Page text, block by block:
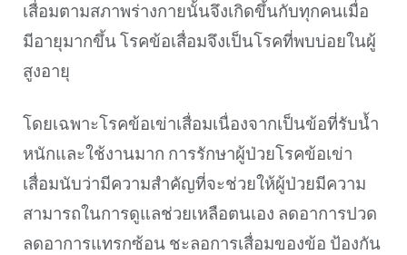
เสื่อมตามสภาพร่างกายนั้นจึงเกิดขึ้นกับทุกคนเมื่อ
มีอายุมากขึ้น โรคข้อเสื่อมจึงเป็นโรคที่พบบ่อยในผู้
สูงอายุ
โดยเฉพาะโรคข้อเข่าเสื่อมเนื่องจากเป็นข้อที่รับน้ำ
หนักและใช้งานมาก การรักษาผู้ป่วยโรคข้อเข่า
เสื่อมนับว่ามีความสำคัญที่จะช่วยให้ผู้ป่วยมีความ
สามารถในการดูแลช่วยเหลือตนเอง ลดอาการปวด
ลดอาการแทรกซ้อน ชะลอการเสื่อมของข้อ ป้องกัน